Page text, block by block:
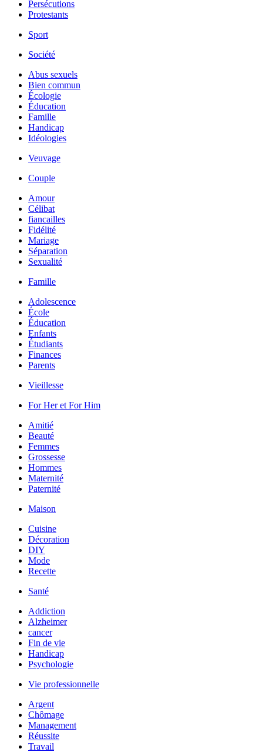
Persécutions
Protestants
Sport
Société
Abus sexuels
Bien commun
Écologie
Éducation
Famille
Handicap
Idéologies
Veuvage
Couple
Amour
Célibat
fiancailles
Fidélité
Mariage
Séparation
Sexualité
Famille
Adolescence
École
Éducation
Enfants
Étudiants
Finances
Parents
Vieillesse
For Her et For Him
Amitié
Beauté
Femmes
Grossesse
Hommes
Maternité
Paternité
Maison
Cuisine
Décoration
DIY
Mode
Recette
Santé
Addiction
Alzheimer
cancer
Fin de vie
Handicap
Psychologie
Vie professionnelle
Argent
Chômage
Management
Réussite
Travail